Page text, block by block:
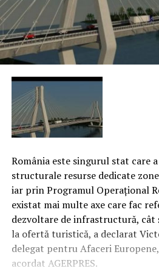
România este singurul stat care
structurale resurse dedicate
iar prin Programul Operaţional
existat mai multe axe care fac
dezvoltare de infrastructură, cât
la ofertă turistică, a declarat
delegat pentru Afaceri
acordat AGERPRES.